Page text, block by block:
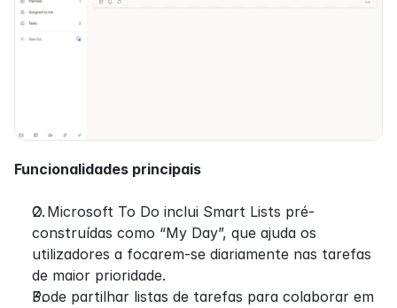
Funcionalidades principais
O Microsoft To Do inclui Smart Lists pré-
construídas como “My Day”, que ajuda os
utilizadores a focarem-se diariamente nas tarefas
de maior prioridade.
Pode partilhar listas de tarefas para colaborar em